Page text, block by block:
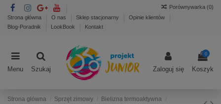
Strona główna O nas Sklep stacjonarny
Opinie klientów
Blog-Poradnik
LookBook Kontakt
Porównywarka (0)
Menu Szukaj Zaloguj się
0
Koszyk
Strona główna Sprzęt zimowy
Bielizna termoaktywna